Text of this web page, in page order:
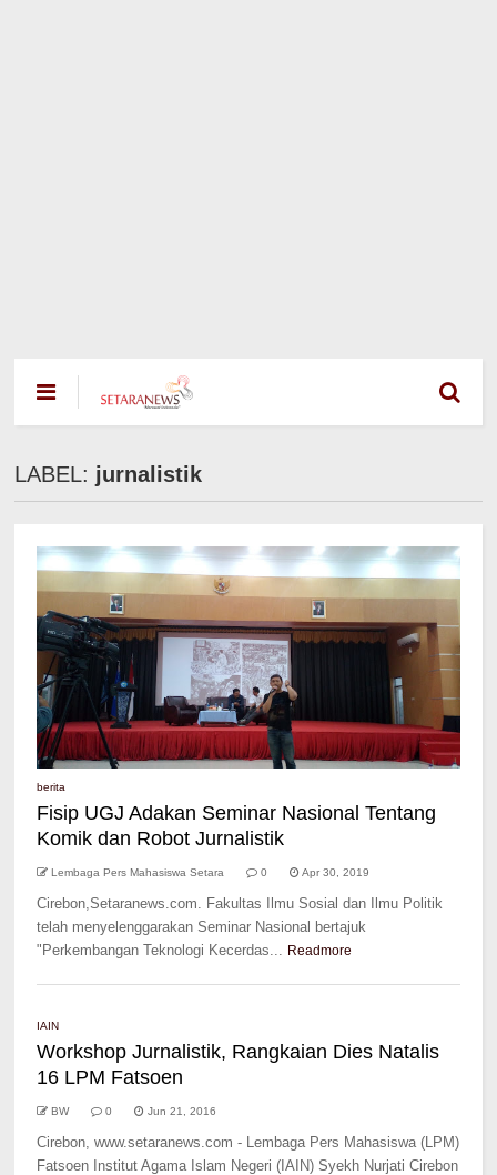
LABEL: jurnalistik
berita
Fisip UGJ Adakan Seminar Nasional Tentang
Komik dan Robot Jurnalistik
Lembaga Pers Mahasiswa Setara 0 Apr 30, 2019
Cirebon,Setaranews.com. Fakultas Ilmu Sosial dan Ilmu Politik
telah menyelenggarakan Seminar Nasional bertajuk
"Perkembangan Teknologi Kecerdas... Readmore
IAIN
Workshop Jurnalistik, Rangkaian Dies Natalis
16 LPM Fatsoen
BW 0 Jun 21, 2016
Cirebon, www.setaranews.com - Lembaga Pers Mahasiswa (LPM)
Fatsoen Institut Agama Islam Negeri (IAIN) Syekh Nurjati Cirebon